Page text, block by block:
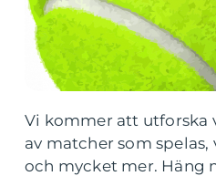
Vi kommer att utforska
av matcher som
och mycket mer. Häng